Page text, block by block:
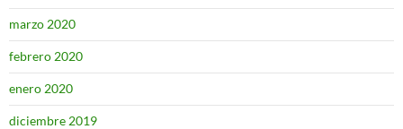
marzo 2020
febrero 2020
enero 2020
diciembre 2019